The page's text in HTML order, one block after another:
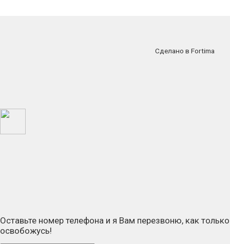
Сделано в Fortima
Оставьте номер телефона и я Вам перезвоню, как только
освобожусь!